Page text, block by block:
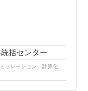
括センター
ュレーション、計算化